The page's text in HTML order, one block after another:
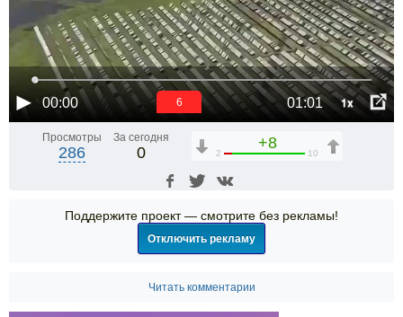
00:00 01:01 1x
6
Просмотры
286
За сегодня
0
+8
2 10
Поддержите проект — смотрите без рекламы!
Отключить рекламу
Читать комментарии